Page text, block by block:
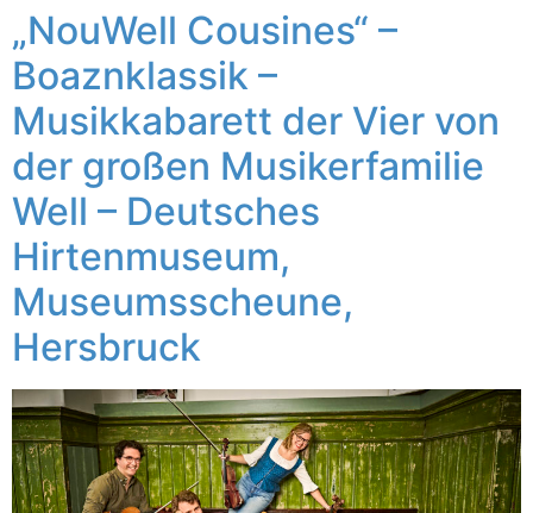
„NouWell Cousines“ –
Boaznklassik –
Musikkabarett der Vier von
der großen Musikerfamilie
Well – Deutsches
Hirtenmuseum,
Museumsscheune,
Hersbruck